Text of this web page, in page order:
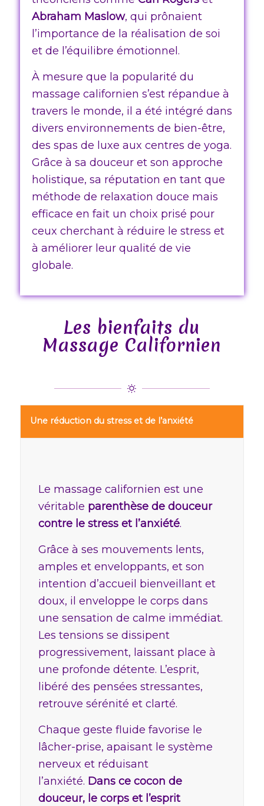
Abraham Maslow, qui prônaient
l’importance de la réalisation de soi
et de l’équilibre émotionnel.
À mesure que la popularité du
massage californien s’est répandue à
travers le monde, il a été intégré dans
divers environnements de bien-être,
des spas de luxe aux centres de yoga.
Grâce à sa douceur et son approche
holistique, sa réputation en tant que
méthode de relaxation douce mais
efficace en fait un choix prisé pour
ceux cherchant à réduire le stress et
à améliorer leur qualité de vie
globale.
Les bienfaits du
Massage Californien
Une réduction du stress et de l’anxiété
Le massage californien est une
véritable parenthèse de douceur
contre le stress et l’anxiété.
Grâce à ses mouvements lents,
amples et enveloppants, et son
intention d’accueil bienveillant et
doux, il enveloppe le corps dans
une sensation de calme immédiat.
Les tensions se dissipent
progressivement, laissant place à
une profonde détente. L’esprit,
libéré des pensées stressantes,
retrouve sérénité et clarté.
Chaque geste fluide favorise le
lâcher-prise, apaisant le système
nerveux et réduisant
l’anxiété. Dans ce cocon de
douceur, le corps et l’esprit